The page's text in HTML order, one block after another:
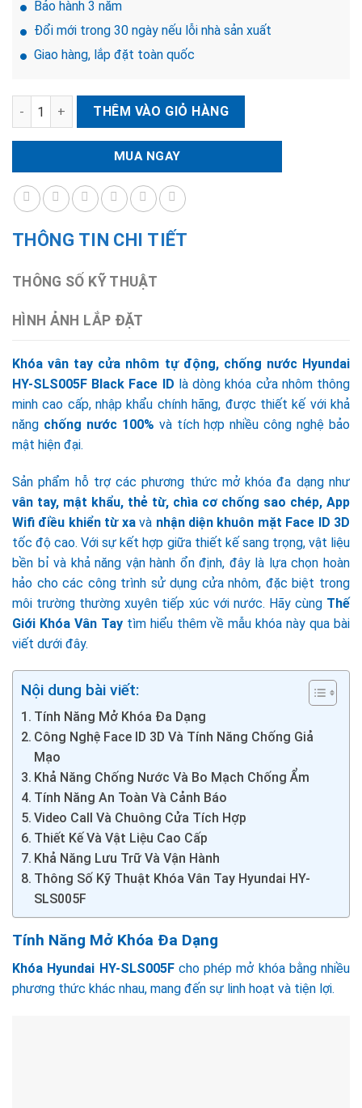
Bảo hành 3 năm
Đổi mới trong 30 ngày nếu lỗi nhà sản xuất
Giao hàng, lắp đặt toàn quốc
Khóa vân tay cửa nhôm tự động, chống nước Hyundai HY-
THÊM VÀO GIỎ HÀNG
MUA NGAY
THÔNG TIN CHI TIẾT
THÔNG SỐ KỸ THUẬT
HÌNH ẢNH LẮP ĐẶT
Khóa vân tay cửa nhôm tự động, chống nước Hyundai
HY-SLS005F Black Face ID là dòng khóa cửa nhôm thông
minh cao cấp, nhập khẩu chính hãng, được thiết kế với khả
năng chống nước 100% và tích hợp nhiều công nghệ bảo
mật hiện đại.
Sản phẩm hỗ trợ các phương thức mở khóa đa dạng như
vân tay, mật khẩu, thẻ từ, chìa cơ chống sao chép, App
Wifi điều khiển từ xavà nhận diện khuôn mặt Face ID 3D
tốc độ cao. Với sự kết hợp giữa thiết kế sang trọng, vật liệu
bền bỉ và khả năng vận hành ổn định, đây là lựa chọn hoàn
hảo cho các công trình sử dụng cửa nhôm, đặc biệt trong
môi trường thường xuyên tiếp xúc với nước. Hãy cùng Thế
Giới Khóa Vân Taytìm hiểu thêm về mẫu khóa này qua bài
viết dưới đây.
Nội dung bài viết:
Tính Năng Mở Khóa Đa Dạng
Công Nghệ Face ID 3D Và Tính Năng Chống Giả
Mạo
Khả Năng Chống Nước Và Bo Mạch Chống Ẩm
Tính Năng An Toàn Và Cảnh Báo
Video Call Và Chuông Cửa Tích Hợp
Thiết Kế Và Vật Liệu Cao Cấp
Khả Năng Lưu Trữ Và Vận Hành
Thông Số Kỹ Thuật Khóa Vân Tay Hyundai HY-
SLS005F
Tính Năng Mở Khóa Đa Dạng
Khóa Hyundai HY-SLS005Fcho phép mở khóa bằng nhiều
phương thức khác nhau, mang đến sự linh hoạt và tiện lợi.